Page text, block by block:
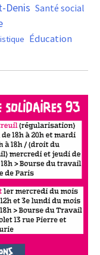
Denis Santé social
Éducation